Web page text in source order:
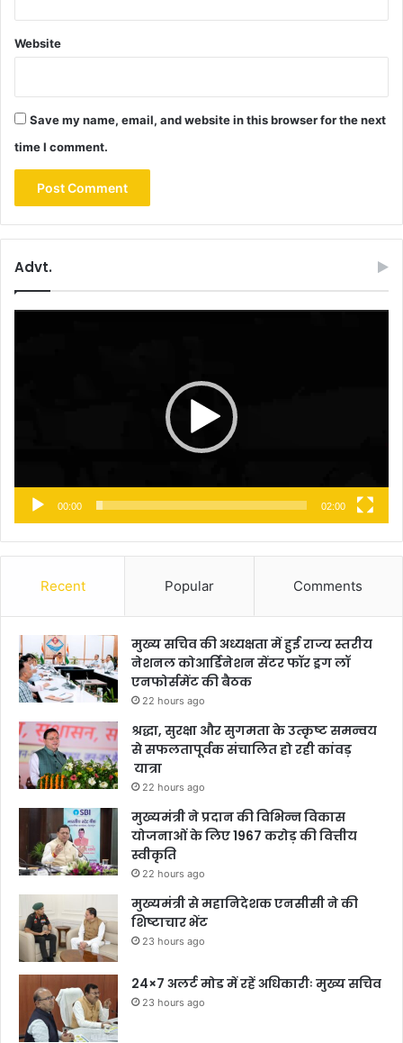
Website
Save my name, email, and website in this browser for the next
time I comment.
Advt.
00:00 02:00
Recent Popular Comments
मुख्य सचिव की अध्यक्षता में हुई राज्य स्तरीय
नेशनल कोआर्डिनेशन सेंटर फॉर ड्रग लॉ
एनफोर्समेंट की बैठक
22 hours ago
श्रद्धा, सुरक्षा और सुगमता के उत्कृष्ट समन्वय
से सफलतापूर्वक संचालित हो रही कांवड़
यात्रा
22 hours ago
मुख्यमंत्री ने प्रदान की विभिन्न विकास
योजनाओं के लिए 1967 करोड़ की वित्तीय
स्वीकृति
22 hours ago
मुख्यमंत्री से महानिदेशक एनसीसी ने की
शिष्टाचार भेंट
23 hours ago
24×7 अलर्ट मोड में रहें अधिकारीः मुख्य सचिव
23 hours ago